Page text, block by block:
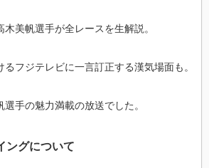
美帆選手が全レースを生解説。
フジテレビに一言訂正する漢気場面も。
手の魅力満載の放送でした。
ングについて